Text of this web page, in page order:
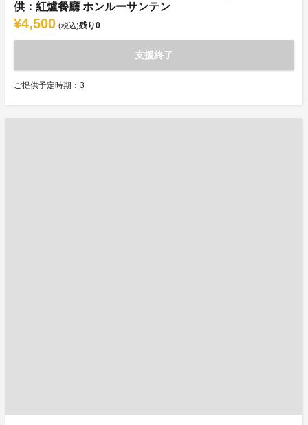
供：紅爐餐廳 ホンルーサンテン
¥4,500 (税込)残り0
支援終了
ご提供予定時期：3